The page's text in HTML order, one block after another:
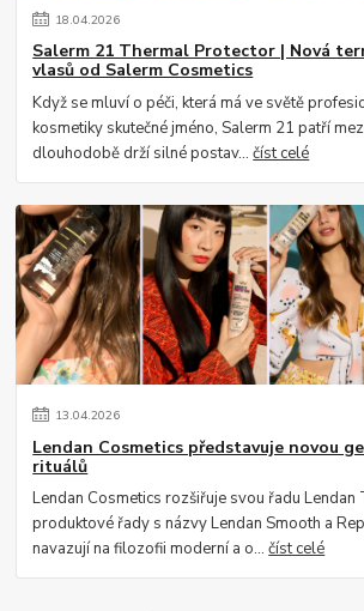
18.04.2026
Salerm 21 Thermal Protector | Nová
vlasů od Salerm Cosmetics
Když se mluví o péči, která má ve světě
kosmetiky skutečné jméno, Salerm 21 patří
dlouhodobě drží silné postav...číst celé
13.04.2026
Lendan Cosmetics představuje novou
rituálů
Lendan Cosmetics rozšiřuje svou řadu Lendan
produktové řady s názvy Lendan Smooth a
navazují na filozofii moderní a o...číst celé